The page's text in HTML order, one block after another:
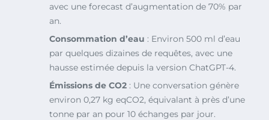
avec une forecast d’augmentation de 70% par
an.
Consommation d’eau : Environ 500 ml d’eau
par quelques dizaines de requêtes, avec une
hausse estimée depuis la version ChatGPT-4.
Émissions de CO2 : Une conversation génère
environ 0,27 kg eqCO2, équivalant à près d’une
tonne par an pour 10 échanges par jour.